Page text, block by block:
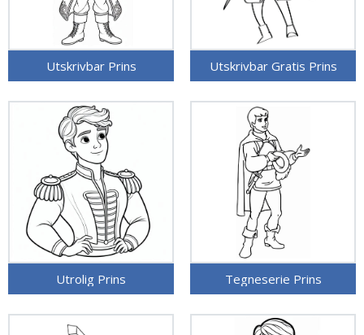
Utskrivbar Prins Utskrivbar Gratis Prins
Utrolig Prins Tegneserie Prins